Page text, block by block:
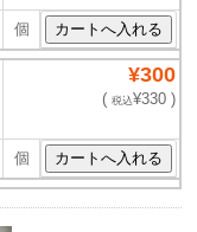
個
¥300
( 税込¥330 )
個